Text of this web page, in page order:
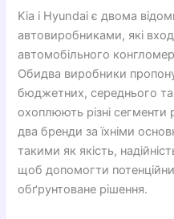
Kia і Hyundai є двома
автовиробниками, які
автомобільного
Обидва виробники
бюджетних, середнього
охоплюють різні сегменти
два бренди за їхніми
такими як якість,
щоб допомогти
обґрунтоване рішення.